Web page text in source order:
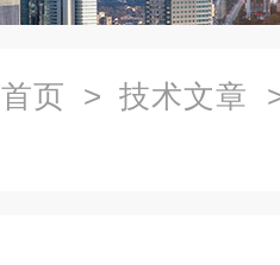
首页 > 技术文章